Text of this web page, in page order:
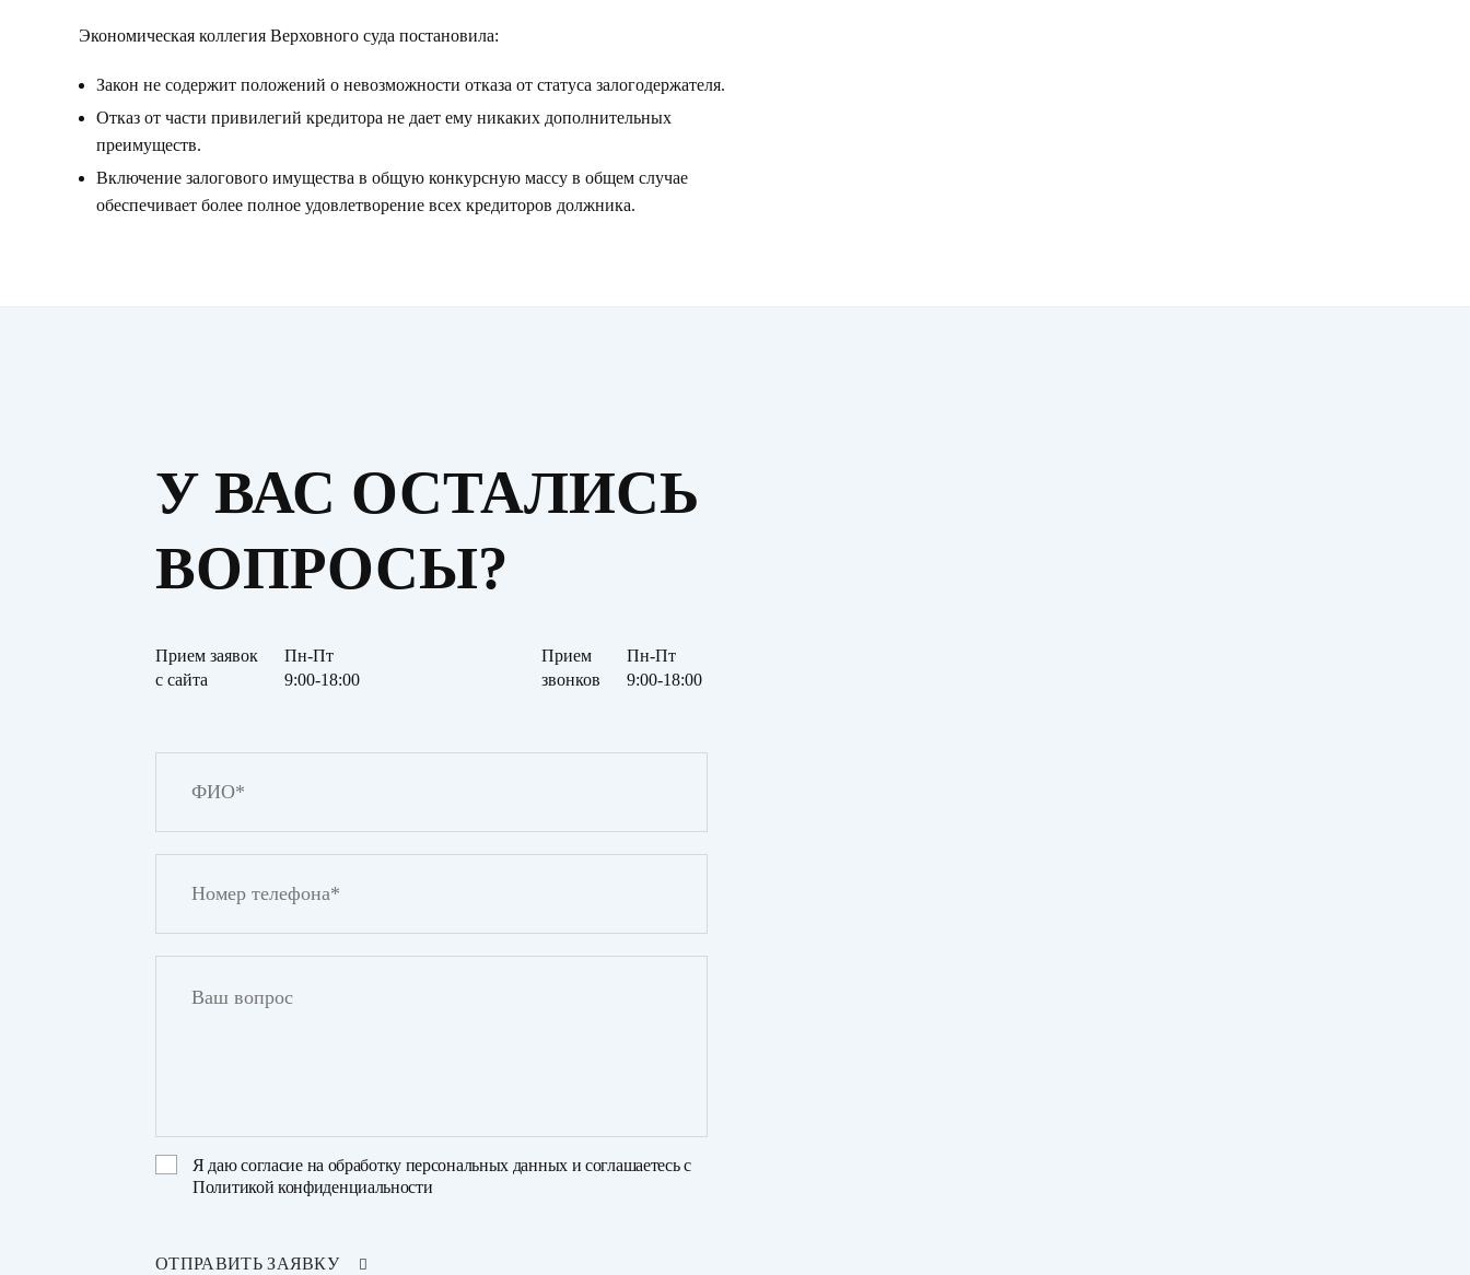
Экономическая коллегия Верховного суда постановила:
Закон не содержит положений о невозможности отказа от статуса залогодержателя.
Отказ от части привилегий кредитора не дает ему никаких дополнительных
преимуществ.
Включение залогового имущества в общую конкурсную массу в общем случае
обеспечивает более полное удовлетворение всех кредиторов должника.
У ВАС ОСТАЛИСЬ
ВОПРОСЫ?
Прием заявок
с сайта
Пн-Пт
9:00-18:00
Прием
звонков
Пн-Пт
9:00-18:00
Я даюсогласие на обработку персональных данныхи соглашаетесь с
Политикой конфиденциальности
ОТПРАВИТЬ ЗАЯВКУ